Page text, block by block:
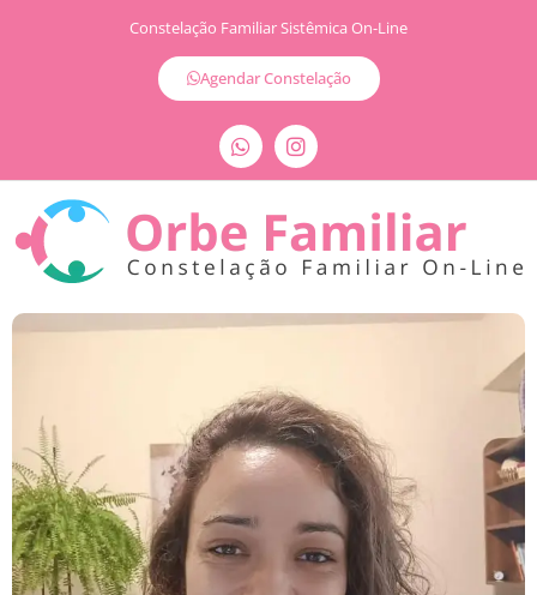
Constelação Familiar Sistêmica On-Line
Agendar Constelação